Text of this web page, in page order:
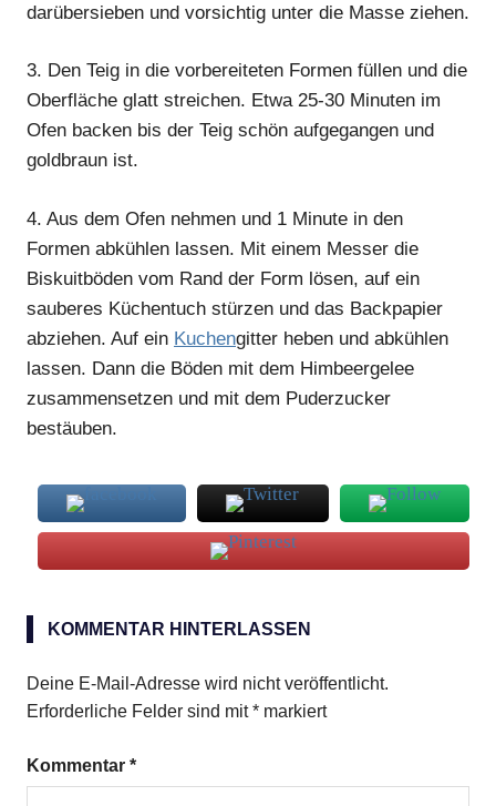
darübersieben und vorsichtig unter die Masse ziehen.
3. Den Teig in die vorbereiteten Formen füllen und die
Oberfläche glatt streichen. Etwa 25-30 Minuten im
Ofen backen bis der Teig schön aufgegangen und
goldbraun ist.
4. Aus dem Ofen nehmen und 1 Minute in den
Formen abkühlen lassen. Mit einem Messer die
Biskuitböden vom Rand der Form lösen, auf ein
sauberes Küchentuch stürzen und das Backpapier
abziehen. Auf ein Kuchengitter heben und abkühlen
lassen. Dann die Böden mit dem Himbeergelee
zusammensetzen und mit dem Puderzucker
bestäuben.
Mittwoch
KOMMENTAR HINTERLASSEN
Deine E-Mail-Adresse wird nicht veröffentlicht.
Erforderliche Felder sind mit* markiert
Kommentar *